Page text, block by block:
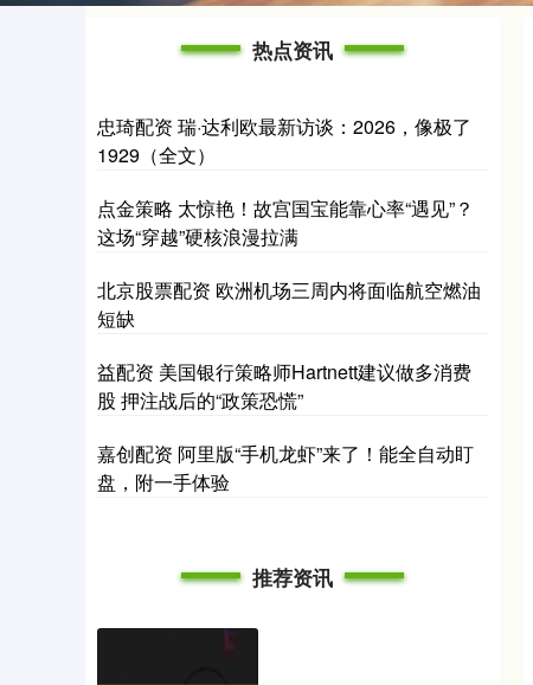
热点资讯
忠琦配资 瑞·达利欧最新访谈：2026，像极了
1929（全文）
点金策略 太惊艳！故宫国宝能靠心率“遇见”？
这场“穿越”硬核浪漫拉满
北京股票配资 欧洲机场三周内将面临航空燃油
短缺
益配资 美国银行策略师Hartnett建议做多消费
股 押注战后的“政策恐慌”
嘉创配资 阿里版“手机龙虾”来了！能全自动盯
盘，附一手体验
推荐资讯